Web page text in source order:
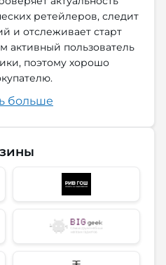
ретейлеров, следит
и отслеживает старт
активный пользователь
поэтому хорошо
больше